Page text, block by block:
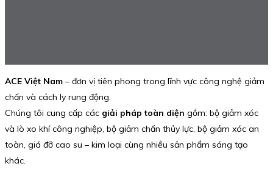
ACE Việt Nam – đơn vị tiên phong trong lĩnh vực công nghệ giảm
chấn và cách ly rung động.
Chúng tôi cung cấp các giải pháp toàn diện gồm: bộ giảm xóc
và lò xo khí công nghiệp, bộ giảm chấn thủy lực, bộ giảm xóc an
toàn, giá đỡ cao su – kim loại cùng nhiều sản phẩm sáng tạo
khác.